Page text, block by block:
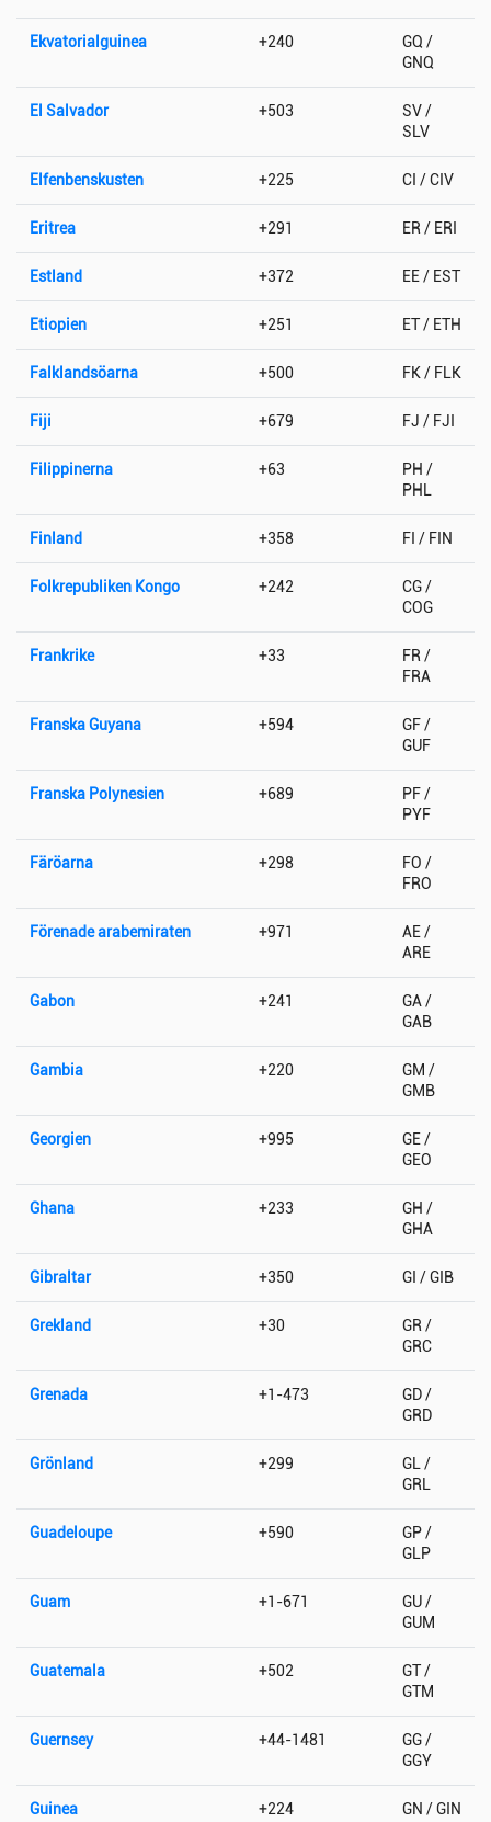
Ekvatorialguinea +240
GQ /
GNQ
El Salvador +503
SV /
SLV
Elfenbenskusten +225 CI / CIV
Eritrea +291 ER / ERI
Estland +372 EE / EST
Etiopien +251 ET / ETH
Falklandsöarna +500 FK / FLK
Fiji +679 FJ / FJI
Filippinerna +63
PH /
PHL
Finland +358 FI / FIN
Folkrepubliken Kongo +242
CG /
COG
Frankrike +33
FR /
FRA
Franska Guyana +594
GF /
GUF
Franska Polynesien +689
PF /
PYF
Färöarna +298
FO /
FRO
Förenade arabemiraten +971
AE /
ARE
Gabon +241
GA /
GAB
Gambia +220
GM /
GMB
Georgien +995
GE /
GEO
Ghana +233
GH /
GHA
Gibraltar +350 GI / GIB
Grekland +30
GR /
GRC
Grenada +1-473
GD /
GRD
Grönland +299
GL /
GRL
Guadeloupe +590
GP /
GLP
Guam +1-671
GU /
GUM
Guatemala +502
GT /
GTM
Guernsey +44-1481
GG /
GGY
Guinea +224 GN / GIN